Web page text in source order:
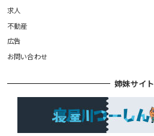
求人
不動産
広告
お問い合わせ
姉妹サイト